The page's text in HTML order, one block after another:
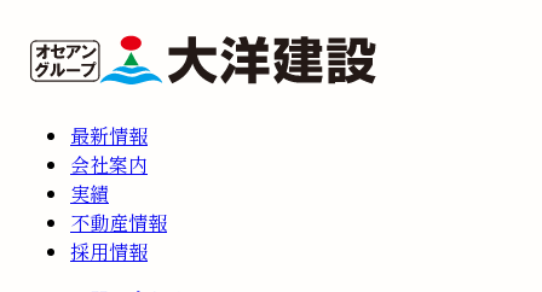
最新情報
会社案内
実績
不動産情報
採用情報